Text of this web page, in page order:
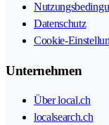
Datenschutz
Cookie-
Unternehmen
Über local.ch
localsearch.ch